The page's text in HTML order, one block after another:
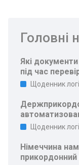
Головні
Які
під час
Щоденник
Щоденник
Німеччина
прикордонний